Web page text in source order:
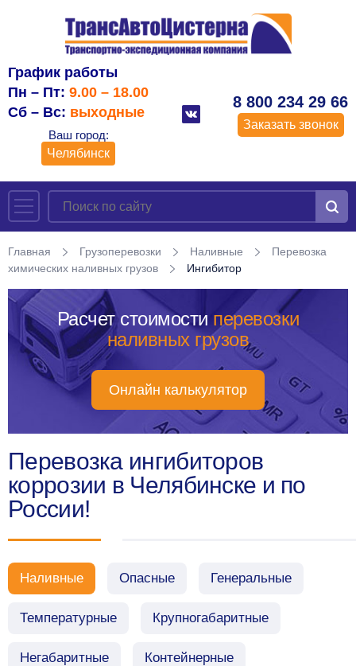
График работы
Пн – Пт: 9.00 – 18.00
Сб – Вс: выходные
Ваш город:
Челябинск
8 800 234 29 66
Заказать звонок
Главная Грузоперевозки Наливные
Перевозка
химических наливных грузов
Ингибитор
Расчет стоимости перевозки
наливных грузов
Онлайн калькулятор
Перевозка ингибиторов
коррозии в Челябинске и по
России!
Наливные Опасные Генеральные
Температурные Крупногабаритные
Негабаритные Контейнерные